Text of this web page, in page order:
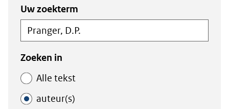
Zoeken
in
de
index
Zoeken
binnen
de
index
Uw zoekterm
Zoeken in
Alle tekst
auteur(s)